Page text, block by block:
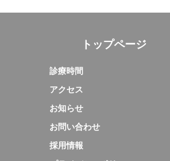
トップページ
診療時間
アクセス
お知らせ
お問い合わせ
採用情報